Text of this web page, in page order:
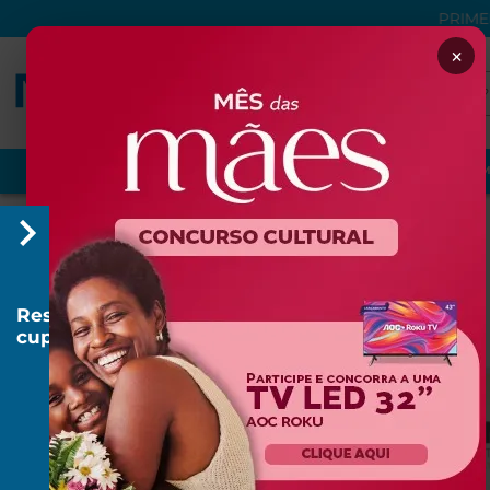
PROMOÇÕES NUTRIÇÃO
HOME
Home
×
Resgatar
cupom
R$
20
R$